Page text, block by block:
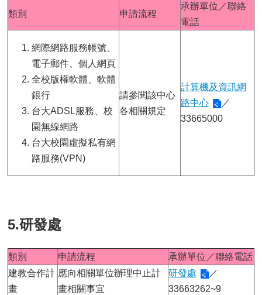
類別 申請流程
承辦單位／聯絡
電話
網際網路服務帳號、
電子郵件、個人網頁
全校版權軟體、軟體
銀行
台大ADSL服務、校
園無線網路
台大校園虛擬私有網
路服務(VPN)
請參閱該中心
各相關規定
計算機及資訊網
路中心
／
33665000
5.研發處
類別 申請流程
承辦單位／聯絡電話
建教合作計
畫
應向相關單位辦理中止計
畫相關事宜
研發處
／
33663262~9